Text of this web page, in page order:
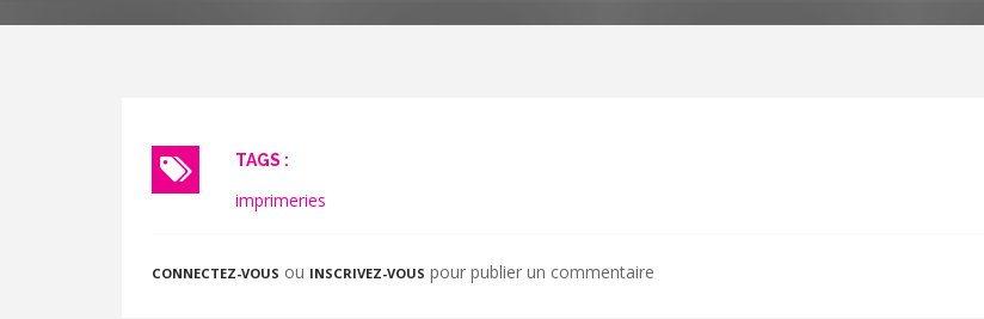
TAGS :
imprimeries
CONNECTEZ-VOUS ou INSCRIVEZ-VOUS pour publier un commentaire